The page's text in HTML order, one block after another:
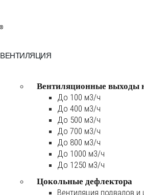
ВЕНТИЛЯЦИЯ
Вентиляционные выходы
До 100 м3/ч
До 400 м3/ч
До 500 м3/ч
До 700 м3/ч
До 800 м3/ч
До 1000 м3/ч
До 1250 м3/ч
Цокольные дефлектора
Вентиляция подвалов